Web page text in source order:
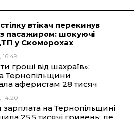
e
g
r
a
t
втікач перекинув
пасажиром: шокуючі
у Скоморохах
гроші від шахраїв»:
Тернопільщини
аферистам 28 тисяч
14:20
на Тернопільщині
25,5 тисячі гривень: де